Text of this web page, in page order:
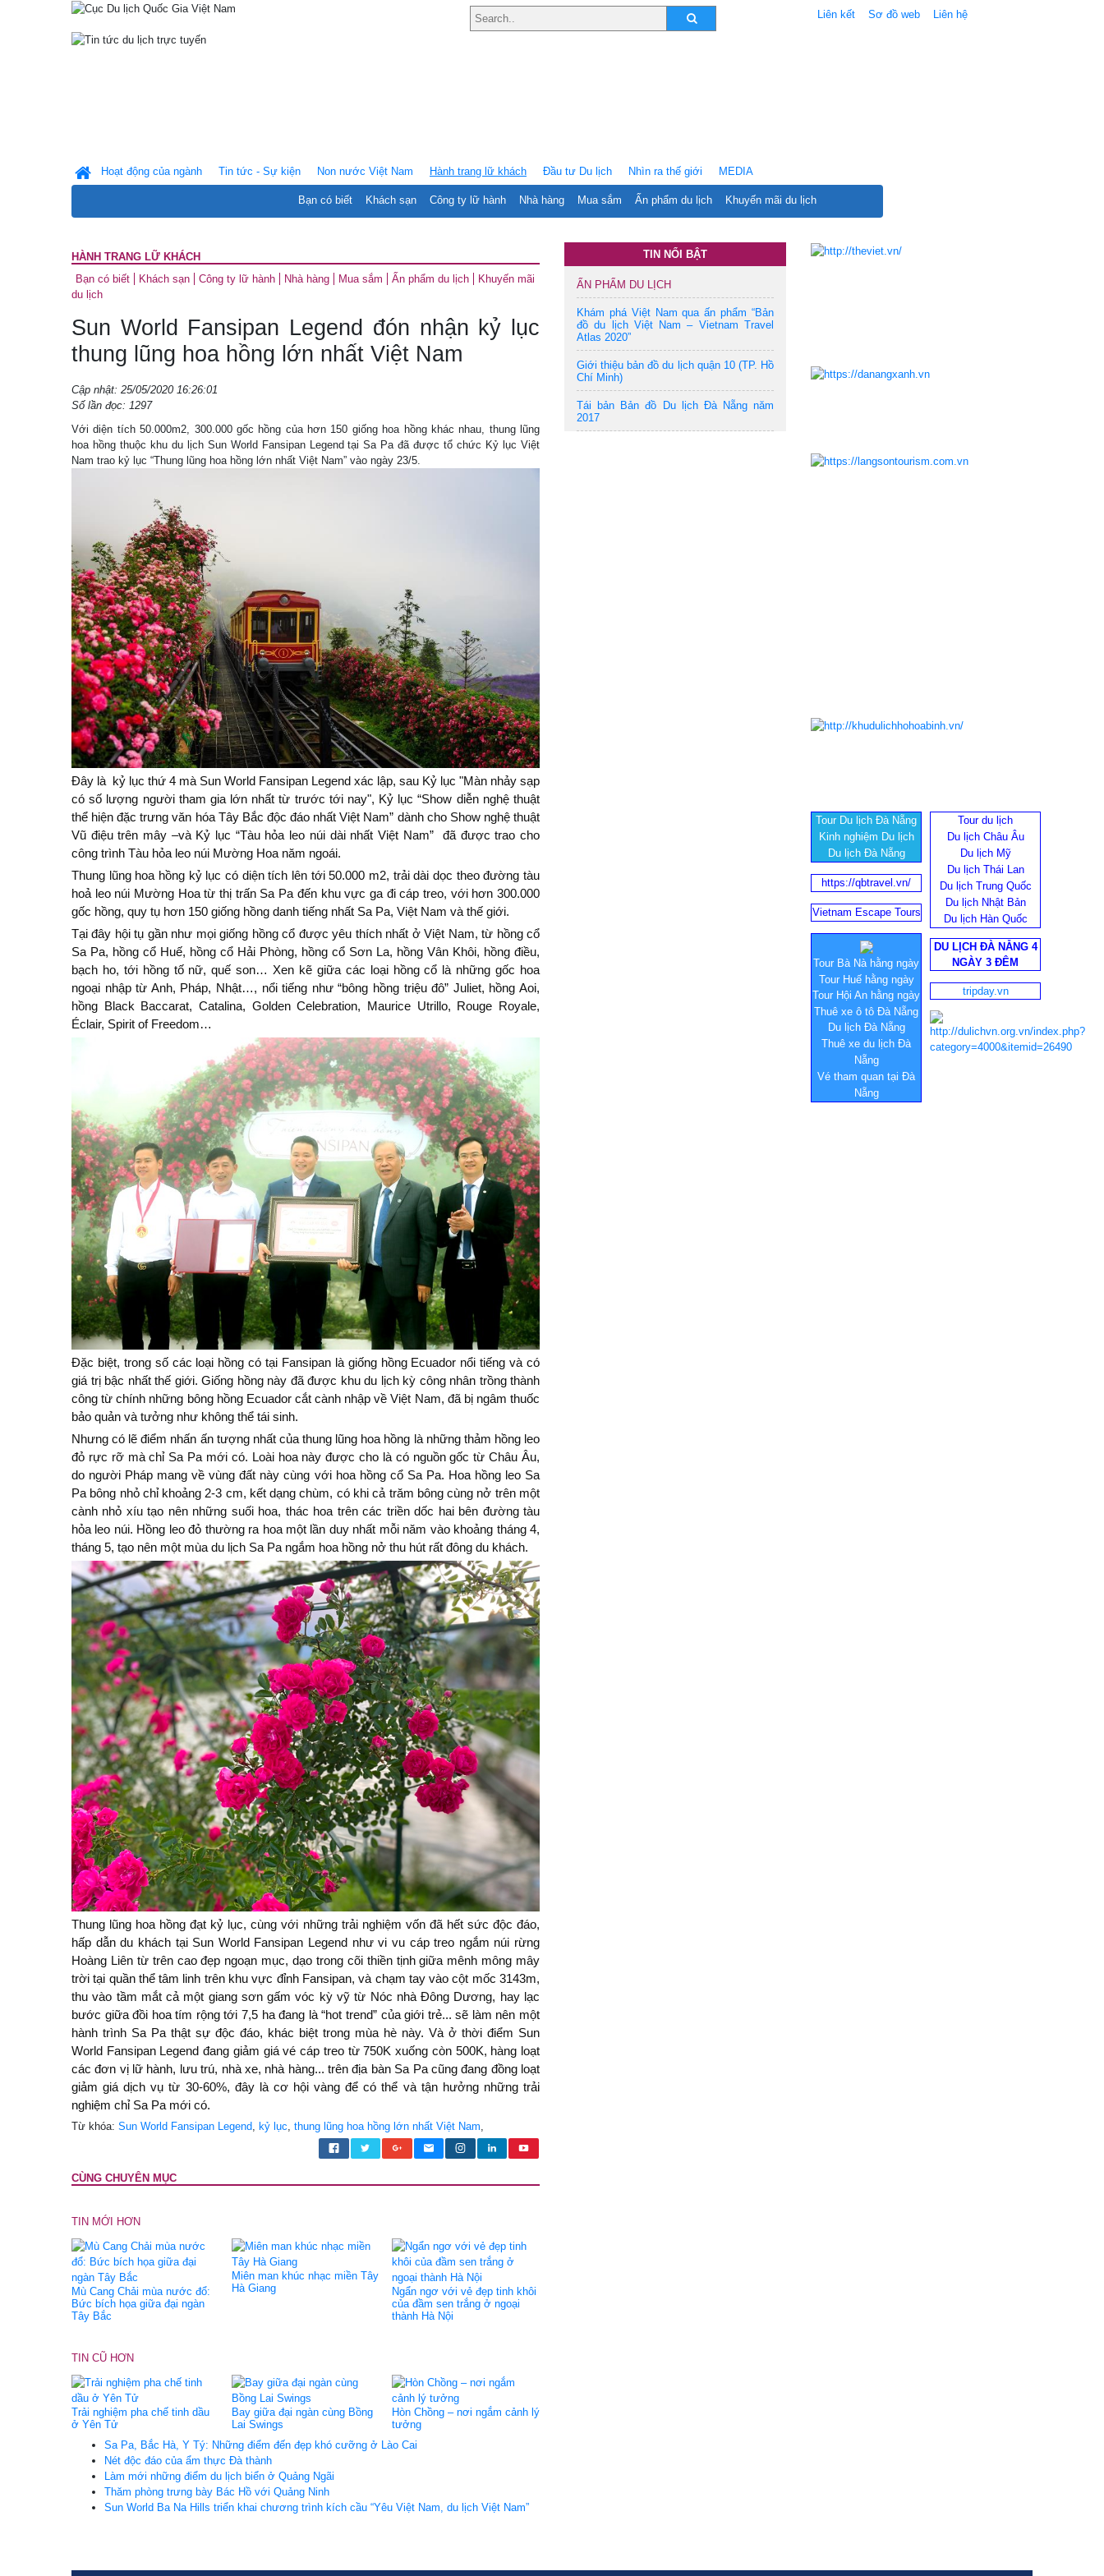
Liên kết Sơ đồ web Liên hệ
Hoạt động của ngành Tin tức - Sự kiện Non nước Việt Nam Hành trang lữ khách
Bạn có biết Khách sạn Công ty lữ hành Nhà hàng Mua sắm Ấn phẩm du lịch Khuyến mãi du lịch
Ðầu tư Du lịch Nhìn ra thế giới MEDIA
HÀNH TRANG LỮ KHÁCH
Bạn có biết
Khách sạn Công ty lữ hành Nhà hàng Mua sắm Ấn phẩm du lịch
Khuyến mãi
du lịch
Sun World Fansipan Legend đón nhận kỷ lục
thung lũng hoa hồng lớn nhất Việt Nam
Cập nhật: 25/05/2020 16:26:01
Số lần đọc: 1297
Với diện tích 50.000m2, 300.000 gốc hồng của hơn 150 giống hoa hồng khác nhau, thung lũng
hoa hồng thuộc khu du lịch Sun World Fansipan Legend tại Sa Pa đã được tổ chức Kỷ lục Việt
Nam trao kỷ lục “Thung lũng hoa hồng lớn nhất Việt Nam” vào ngày 23/5.
Đây là kỷ lục thứ 4 mà Sun World Fansipan Legend xác lập, sau Kỷ lục "Màn nhảy sạp
có số lượng người tham gia lớn nhất từ trước tới nay", Kỷ lục “Show diễn nghệ thuật
thể hiện đặc trưng văn hóa Tây Bắc độc đáo nhất Việt Nam” dành cho Show nghệ thuật
Vũ điệu trên mây –và Kỷ lục “Tàu hỏa leo núi dài nhất Việt Nam” đã được trao cho
công trình Tàu hỏa leo núi Mường Hoa năm ngoái.
Thung lũng hoa hồng kỷ lục có diện tích lên tới 50.000 m2, trải dài dọc theo đường tàu
hoả leo núi Mường Hoa từ thị trấn Sa Pa đến khu vực ga đi cáp treo, với hơn 300.000
gốc hồng, quy tụ hơn 150 giống hồng danh tiếng nhất Sa Pa, Việt Nam và thế giới.
Tại đây hội tụ gần như mọi giống hồng cổ được yêu thích nhất ở Việt Nam, từ hồng cổ
Sa Pa, hồng cổ Huế, hồng cổ Hải Phòng, hồng cổ Sơn La, hồng Vân Khôi, hồng điều,
bạch ho, tới hồng tố nữ, quế son… Xen kẽ giữa các loại hồng cổ là những gốc hoa
ngoại nhập từ Anh, Pháp, Nhật…, nổi tiếng như “bông hồng triệu đô” Juliet, hồng Aoi,
hồng Black Baccarat, Catalina, Golden Celebration, Maurice Utrillo, Rouge Royale,
Éclair, Spirit of Freedom…
Đặc biệt, trong số các loại hồng có tại Fansipan là giống hồng Ecuador nổi tiếng và có
giá trị bậc nhất thế giới. Giống hồng này đã được khu du lịch kỳ công nhân trồng thành
công từ chính những bông hồng Ecuador cắt cành nhập về Việt Nam, đã bị ngâm thuốc
bảo quản và tưởng như không thể tái sinh.
Nhưng có lẽ điểm nhấn ấn tượng nhất của thung lũng hoa hồng là những thảm hồng leo
đỏ rực rỡ mà chỉ Sa Pa mới có. Loài hoa này được cho là có nguồn gốc từ Châu Âu,
do người Pháp mang về vùng đất này cùng với hoa hồng cổ Sa Pa. Hoa hồng leo Sa
Pa bông nhỏ chỉ khoảng 2-3 cm, kết dạng chùm, có khi cả trăm bông cùng nở trên một
cành nhỏ xíu tạo nên những suối hoa, thác hoa trên các triền dốc hai bên đường tàu
hỏa leo núi. Hồng leo đỏ thường ra hoa một lần duy nhất mỗi năm vào khoảng tháng 4,
tháng 5, tạo nên một mùa du lịch Sa Pa ngắm hoa hồng nở thu hút rất đông du khách.
Thung lũng hoa hồng đạt kỷ lục, cùng với những trải nghiệm vốn đã hết sức độc đáo,
hấp dẫn du khách tại Sun World Fansipan Legend như vi vu cáp treo ngắm núi rừng
Hoàng Liên từ trên cao đẹp ngoạn mục, dạo trong cõi thiền tịnh giữa mênh mông mây
trời tại quần thể tâm linh trên khu vực đỉnh Fansipan, và chạm tay vào cột mốc 3143m,
thu vào tầm mắt cả một giang sơn gấm vóc kỳ vỹ từ Nóc nhà Đông Dương, hay lạc
bước giữa đồi hoa tím rộng tới 7,5 ha đang là “hot trend” của giới trẻ... sẽ làm nên một
hành trình Sa Pa thật sự độc đáo, khác biệt trong mùa hè này. Và ở thời điểm Sun
World Fansipan Legend đang giảm giá vé cáp treo từ 750K xuống còn 500K, hàng loạt
các đơn vị lữ hành, lưu trú, nhà xe, nhà hàng... trên địa bàn Sa Pa cũng đang đồng loạt
giảm giá dịch vụ từ 30-60%, đây là cơ hội vàng để có thể và tận hưởng những trải
nghiệm chỉ Sa Pa mới có.
Từ khóa: Sun World Fansipan Legend, kỷ lục, thung lũng hoa hồng lớn nhất Việt Nam,
CÙNG CHUYÊN MỤC
TIN MỚI HƠN
Mù Cang Chải mùa nước đổ:
Bức bích họa giữa đại ngàn
Tây Bắc
Miên man khúc nhạc miền Tây
Hà Giang
Ngẩn ngơ với vẻ đẹp tinh khôi
của đầm sen trắng ở ngoại
thành Hà Nội
TIN CŨ HƠN
Trải nghiệm pha chế tinh dầu
ở Yên Tử
Bay giữa đại ngàn cùng Bồng
Lai Swings
Hòn Chồng – nơi ngắm cảnh lý
tưởng
Sa Pa, Bắc Hà, Y Tý: Những điểm đến đẹp khó cưỡng ở Lào Cai
Nét độc đáo của ẩm thực Đà thành
Làm mới những điểm du lịch biển ở Quảng Ngãi
Thăm phòng trưng bày Bác Hồ với Quảng Ninh
Sun World Ba Na Hills triển khai chương trình kích cầu “Yêu Việt Nam, du lịch Việt Nam”
TIN NỔI BẬT
ẤN PHẨM DU LỊCH
Khám phá Việt Nam qua ấn phẩm “Bản
đồ du lịch Việt Nam – Vietnam Travel
Atlas 2020”
Giới thiệu bản đồ du lịch quận 10 (TP. Hồ
Chí Minh)
Tái bản Bản đồ Du lịch Đà Nẵng năm
2017
Tour Du lịch Đà Nẵng
Kinh nghiệm Du lịch
Du lịch Đà Nẵng
Tour du lịch
Du lịch Châu Âu
Du lịch Mỹ
Du lịch Thái Lan
Du lịch Trung Quốc
Du lịch Nhật Bản
Du lịch Hàn Quốc
https://qbtravel.vn/
Vietnam Escape Tours
Tour Bà Nà hằng ngày
Tour Huế hằng ngày
Tour Hội An hằng ngày
Thuê xe ô tô Đà Nẵng
Du lịch Đà Nẵng
Thuê xe du lịch Đà
Nẵng
Vé tham quan tại Đà
Nẵng
DU LỊCH ĐÀ NẴNG 4
NGÀY 3 ĐÊM
tripday.vn